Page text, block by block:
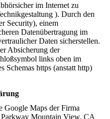
im Internet zu
). Durch den
Security), einem
Datenübertragung im
Daten sicherstellen.
Absicherung der
links oben im
Schemas https (anstatt http)
Google Maps der Firma
Mountain View, CA